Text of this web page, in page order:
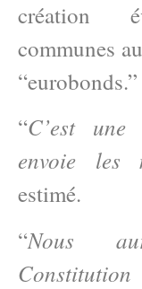
création
communes
“eurobonds.”
“C’est
envoie les
estimé.
“Nous